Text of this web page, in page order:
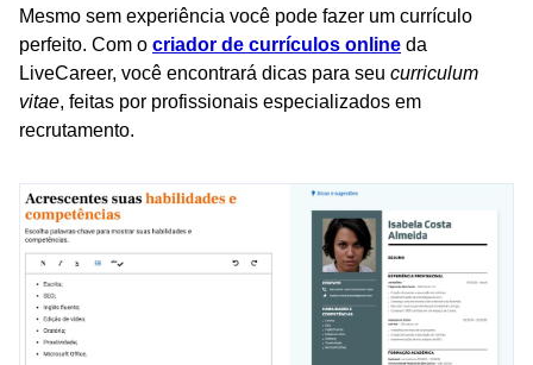
Mesmo sem experiência você pode fazer um currículo
perfeito. Com o criador de currículos online da
LiveCareer, você encontrará dicas para seu curriculum
vitae, feitas por profissionais especializados em
recrutamento.